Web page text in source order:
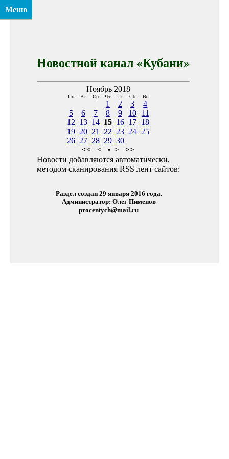
Меню
Новостной канал «Кубани»
Ноябрь 2018
Пн Вт Ср Чт Пт Сб Вс
1 2 3
4
5
6 7 8 9 10
11
12 13 14 15 16 17 18
19 20 21 22 23 24 25
26 27 28 29 30
<< < • > >>
Новости добавляются автоматически,
методом сканирования RSS лент сайтов:
Раздел создан 29 января 2016 года.
Администратор: Олег Пименов
procentych@mail.ru